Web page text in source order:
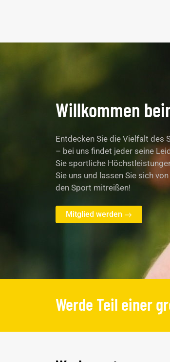
Willkommen
Entdecken Sie die Vielfalt des
– bei uns findet jeder seine
Sie sportliche
Sie uns und lassen Sie sich
den Sport mitreißen!
Mitglied werden
Werde Teil einer